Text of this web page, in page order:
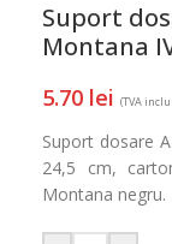
Suport
Montana
5.70 lei (TVA
Suport dosare
24,5 cm,
Montana negru.